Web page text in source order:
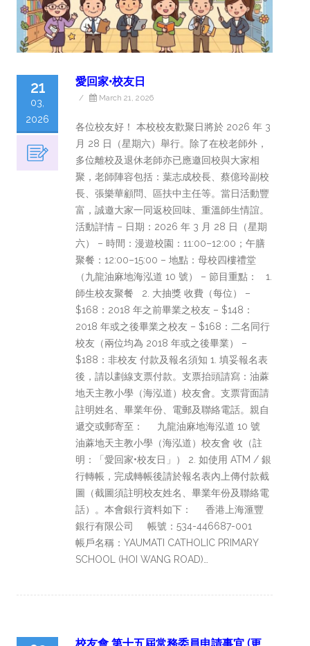
21
03,
2026
愛回家•校友日
/ March 21, 2026
各位校友好！ 本校校友歡聚日將於 2026 年 3
月 28 日（星期六）舉行。除了在校老師外，
多位離校及退休老師亦已應邀回校與大家相
聚，老師陣容包括：葉志成校長、蔡億玲副校
長、張樂華顧問、區扶中主任等。當日活動豐
富，誠邀大家一同返校回味、重溫師生情誼。
活動詳情 – 日期：2026 年 3 月 28 日（星期
六） – 時間：漫遊校園：11:00–12:00；午膳
聚餐：12:00–15:00 – 地點：母校四樓禮堂
（九龍油麻地海泓道 10 號） – 節目重點： 1.
師生校友聚餐 2. 大抽獎 收費（每位） –
$168：2018 年之前畢業之校友 – $148：
2018 年或之後畢業之校友 – $168：二名同行
校友（兩位均為 2018 年或之後畢業） –
$188：非校友 付款及報名須知 1. 填妥報名表
後，請以劃線支票付款。支票抬頭請寫：油蔴
地天主教小學（海泓道）校友會。支票背面請
註明姓名、畢業年份、電郵及聯絡電話。親自
遞交或郵寄至： 九龍油麻地海泓道 10 號
油蔴地天主教小學（海泓道）校友會 收（註
明：「愛回家•校友日」） 2. 如使用 ATM / 銀
行轉帳，完成轉帳後請於報名表內上傳付款截
圖（截圖須註明校友姓名、畢業年份及聯絡電
話）。本會銀行資料如下： 香港上海滙豐
銀行有限公司 帳號：534-446687-001
帳戶名稱：YAUMATI CATHOLIC PRIMARY
SCHOOL (HOI WANG ROAD)…